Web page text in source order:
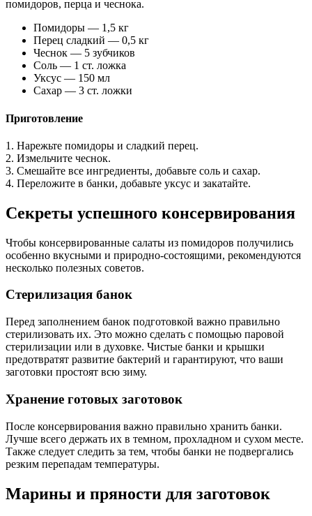
помидоров, перца и чеснока.
Помидоры — 1,5 кг
Перец сладкий — 0,5 кг
Чеснок — 5 зубчиков
Соль — 1 ст. ложка
Уксус — 150 мл
Сахар — 3 ст. ложки
Приготовление
1. Нарежьте помидоры и сладкий перец.
2. Измельчите чеснок.
3. Смешайте все ингредиенты, добавьте соль и сахар.
4. Переложите в банки, добавьте уксус и закатайте.
Секреты успешного консервирования
Чтобы консервированные салаты из помидоров получились
особенно вкусными и природно-состоящими, рекомендуются
несколько полезных советов.
Стерилизация банок
Перед заполнением банок подготовкой важно правильно
стерилизовать их. Это можно сделать с помощью паровой
стерилизации или в духовке. Чистые банки и крышки
предотвратят развитие бактерий и гарантируют, что ваши
заготовки простоят всю зиму.
Хранение готовых заготовок
После консервирования важно правильно хранить банки.
Лучше всего держать их в темном, прохладном и сухом месте.
Также следует следить за тем, чтобы банки не подвергались
резким перепадам температуры.
Марины и пряности для заготовок